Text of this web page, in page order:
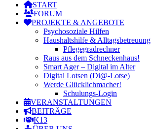
START
FORUM
PROJEKTE & ANGEBOTE
Psychosoziale Hilfen
Haushaltshilfe & Alltagsbetreuung
Pflegegradrechner
Raus aus dem Schneckenhaus!
Smart Ager – Digital im Alter
Digital Lotsen (Di@-Lotse)
Werde Glücklichmacher!
Schulungs-Login
VERANSTALTUNGEN
BEITRÄGE
K13